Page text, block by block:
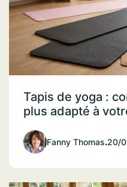
Tapis de yoga :
plus adapté à
Fanny Thomas.20/